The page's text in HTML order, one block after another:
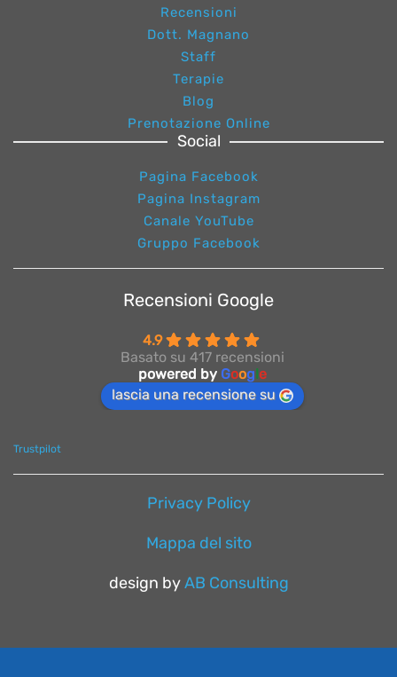
Recensioni
Dott. Magnano
Staff
Terapie
Blog
Prenotazione Online
Social
Pagina Facebook
Pagina Instagram
Canale YouTube
Gruppo Facebook
Recensioni Google
4.9
Basato su 417 recensioni
powered by Goog e
lascia una recensione su
Trustpilot
Privacy Policy
Mappa del sito
design by AB Consulting